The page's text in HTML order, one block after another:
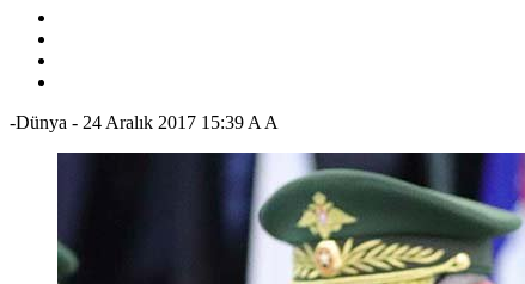
-Dünya - 24 Aralık 2017 15:39 A A